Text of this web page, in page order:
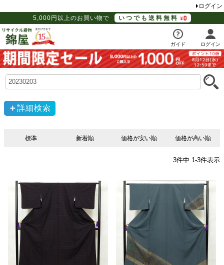
ログイン
5,000円以上のお買い物で
いつでも送料無料
ガイド ログイン
詳細検索
標準 新着順 価格が安い順 価格が高い順
3件中 1 -3件表示